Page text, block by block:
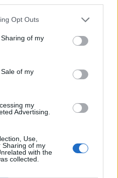
Opt Outs
of my
of my
my
Advertising.
Use,
Sharing of my
with the
collected.
archívuma